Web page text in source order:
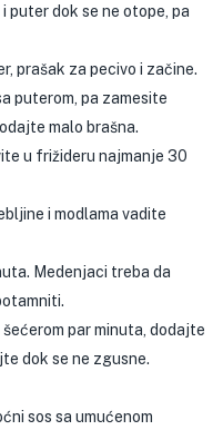
puter dok se ne otope, pa
prašak za pecivo i začine.
puterom, pa zamesite
malo brašna.
u frižideru najmanje 30
i modlama vadite
Medenjaci treba da
par minuta, dodajte
dok se ne zgusne.
sos sa umućenom